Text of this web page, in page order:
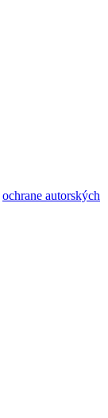
ochrane autorských